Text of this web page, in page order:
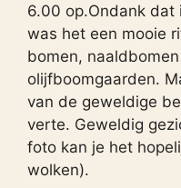
6.00 op.Ondank dat
was het een mooie
bomen,
olijfboomgaarden.
van de geweldige
verte. Geweldig
foto kan je het
wolken).